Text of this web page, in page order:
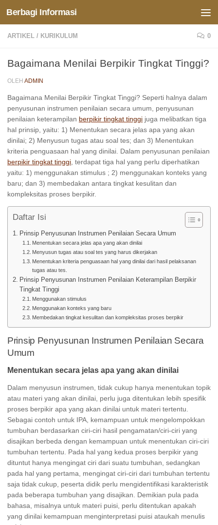
Skip to content
Berbagi Informasi
ARTIKEL / KURIKULUM 0
Bagaimana Menilai Berpikir Tingkat Tinggi?
OLEH ADMIN
Bagaimana Menilai Berpikir Tingkat Tinggi? Seperti halnya dalam
penyusunan instrumen penilaian secara umum, penyusunan
penilaian keterampilan berpikir tingkat tinggi juga melibatkan tiga
hal prinsip, yaitu: 1) Menentukan secara jelas apa yang akan
dinilai; 2) Menyusun tugas atau soal tes; dan 3) Menentukan
kriteria penguasaan hal yang dinilai. Dalam penyusunan penilaian
berpikir tingkat tinggi, terdapat tiga hal yang perlu diperhatikan
yaitu: 1) menggunakan stimulus ; 2) menggunakan konteks yang
baru; dan 3) membedakan antara tingkat kesulitan dan
kompleksitas proses berpikir.
Daftar Isi
Prinsip Penyusunan Instrumen Penilaian Secara Umum
Menentukan secara jelas apa yang akan dinilai
Menyusun tugas atau soal tes yang harus dikerjakan
Menentukan kriteria penguasaan hal yang dinilai dari hasil pelaksanan
tugas atau tes.
Prinsip Penyusunan Instrumen Penilaian Keterampilan Berpikir
Tingkat Tinggi
Menggunakan stimulus
Menggunakan konteks yang baru
Membedakan tingkat kesulitan dan kompleksitas proses berpikir
Prinsip Penyusunan Instrumen Penilaian Secara
Umum
Menentukan secara jelas apa yang akan dinilai
Dalam menyusun instrumen, tidak cukup hanya menentukan topik
atau materi yang akan dinilai, perlu juga ditentukan lebih spesifik
proses berpikir apa yang akan dinilai untuk materi tertentu.
Sebagai contoh untuk IPA, kemampuan untuk mengelompokkan
tumbuhan berdasarkan ciri-ciri hasil pengamatan/ciri-ciri yang
disajikan berbeda dengan kemampuan untuk menentukan ciri-ciri
tumbuhan tertentu. Pada hal yang kedua proses berpikir yang
dituntut hanya mengingat ciri dari suatu tumbuhan, sedangkan
pada hal yang pertama, mengingat ciri-ciri dari tumbuhan tertentu
saja tidak cukup, peserta didik perlu mengidentifikasi karakteristik
pada beberapa tumbuhan yang disajikan. Demikian pula pada
bahasa, misalnya untuk materi puisi, perlu ditentukan apakah
yang dinilai kemampuan menginterpretasi puisi ataukah menulis